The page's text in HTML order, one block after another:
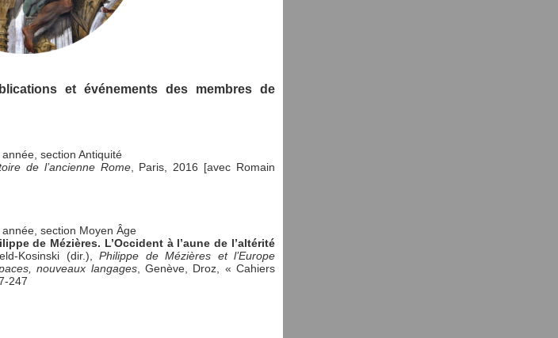
et événements des membres de
section Antiquité
de l’ancienne Rome, Paris, 2016 [avec Romain
section Moyen Âge
de Mézières. L’Occident à l’aune de l’altérité
Kosinski (dir.),Philippe de Mézières et l’Europe
nouveaux langages, Genève, Droz, « Cahiers
247